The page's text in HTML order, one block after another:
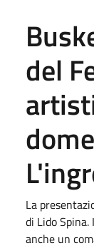
del
La
di Lido
anche un